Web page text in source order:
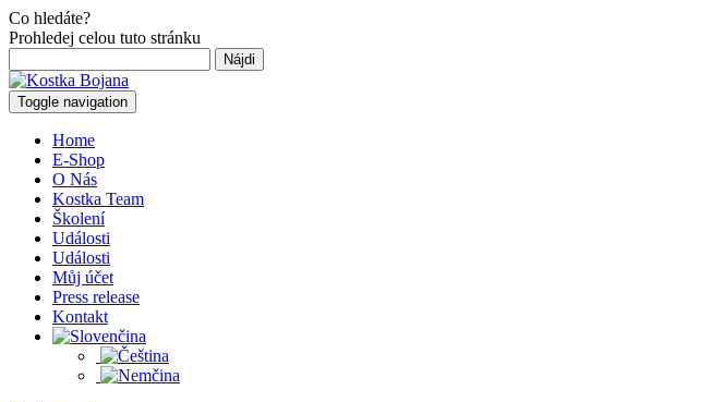
Co hledáte?
Prohledej celou tuto stránku
Toggle navigation
Home
E-Shop
O Nás
Kostka Team
Školení
Události
Události
Můj účet
Press release
Kontakt